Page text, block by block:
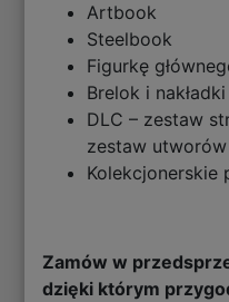
Artbook
Steelbook
Figurkę
Brelok i
DLC – zestaw
zestaw utworów
Kolekcjonerskie
Zamów w
dzięki którym